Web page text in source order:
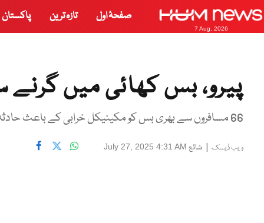
7 Aug, 2026
صفحۂ اول تازہ ترین پاکستان
پیرو، بس کھائی میں گرنے سے 18 افراد ہلاک،
66 مسافروں سے بھری بس کو مکینیکل خرابی کے باعث حادثہ پیش آیا، تحقیقات جاری
ویب ڈیسک | شائع July 27, 2025 4:31 AM